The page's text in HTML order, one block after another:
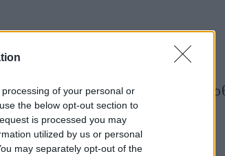
of your personal or
the below opt-out section to
is processed you may
utilized by us or personal
may separately opt-out of the
τα πάντα,
για όσους
Τελευταία